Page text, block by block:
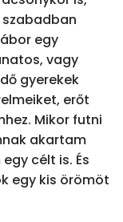
egy
vagy
gyerekek
erőt
Mikor futni
akartam
célt is. És
egy kis örömöt